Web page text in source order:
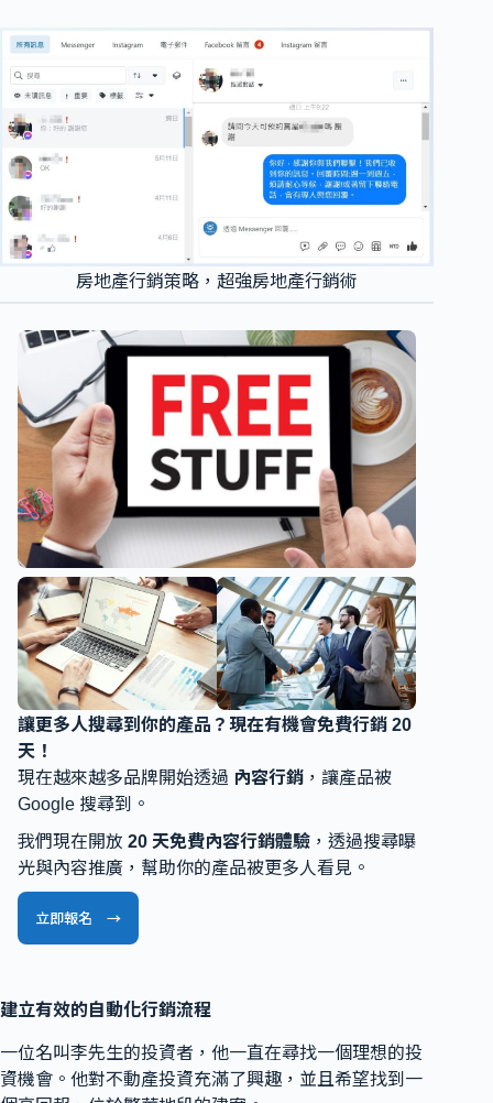
房地產行銷策略，超強房地產行銷術
讓更多人搜尋到你的產品？現在有機會免費行銷 20
天！
現在越來越多品牌開始透過 內容行銷 ，讓產品被
Google 搜尋到。
我們現在開放 20 天免費內容行銷體驗 ，透過搜尋曝
光與內容推廣，幫助你的產品被更多人看見。
立即報名 →
建立有效的自動化行銷流程
一位名叫李先生的投資者，他一直在尋找一個理想的投
資機會。他對不動產投資充滿了興趣，並且希望找到一